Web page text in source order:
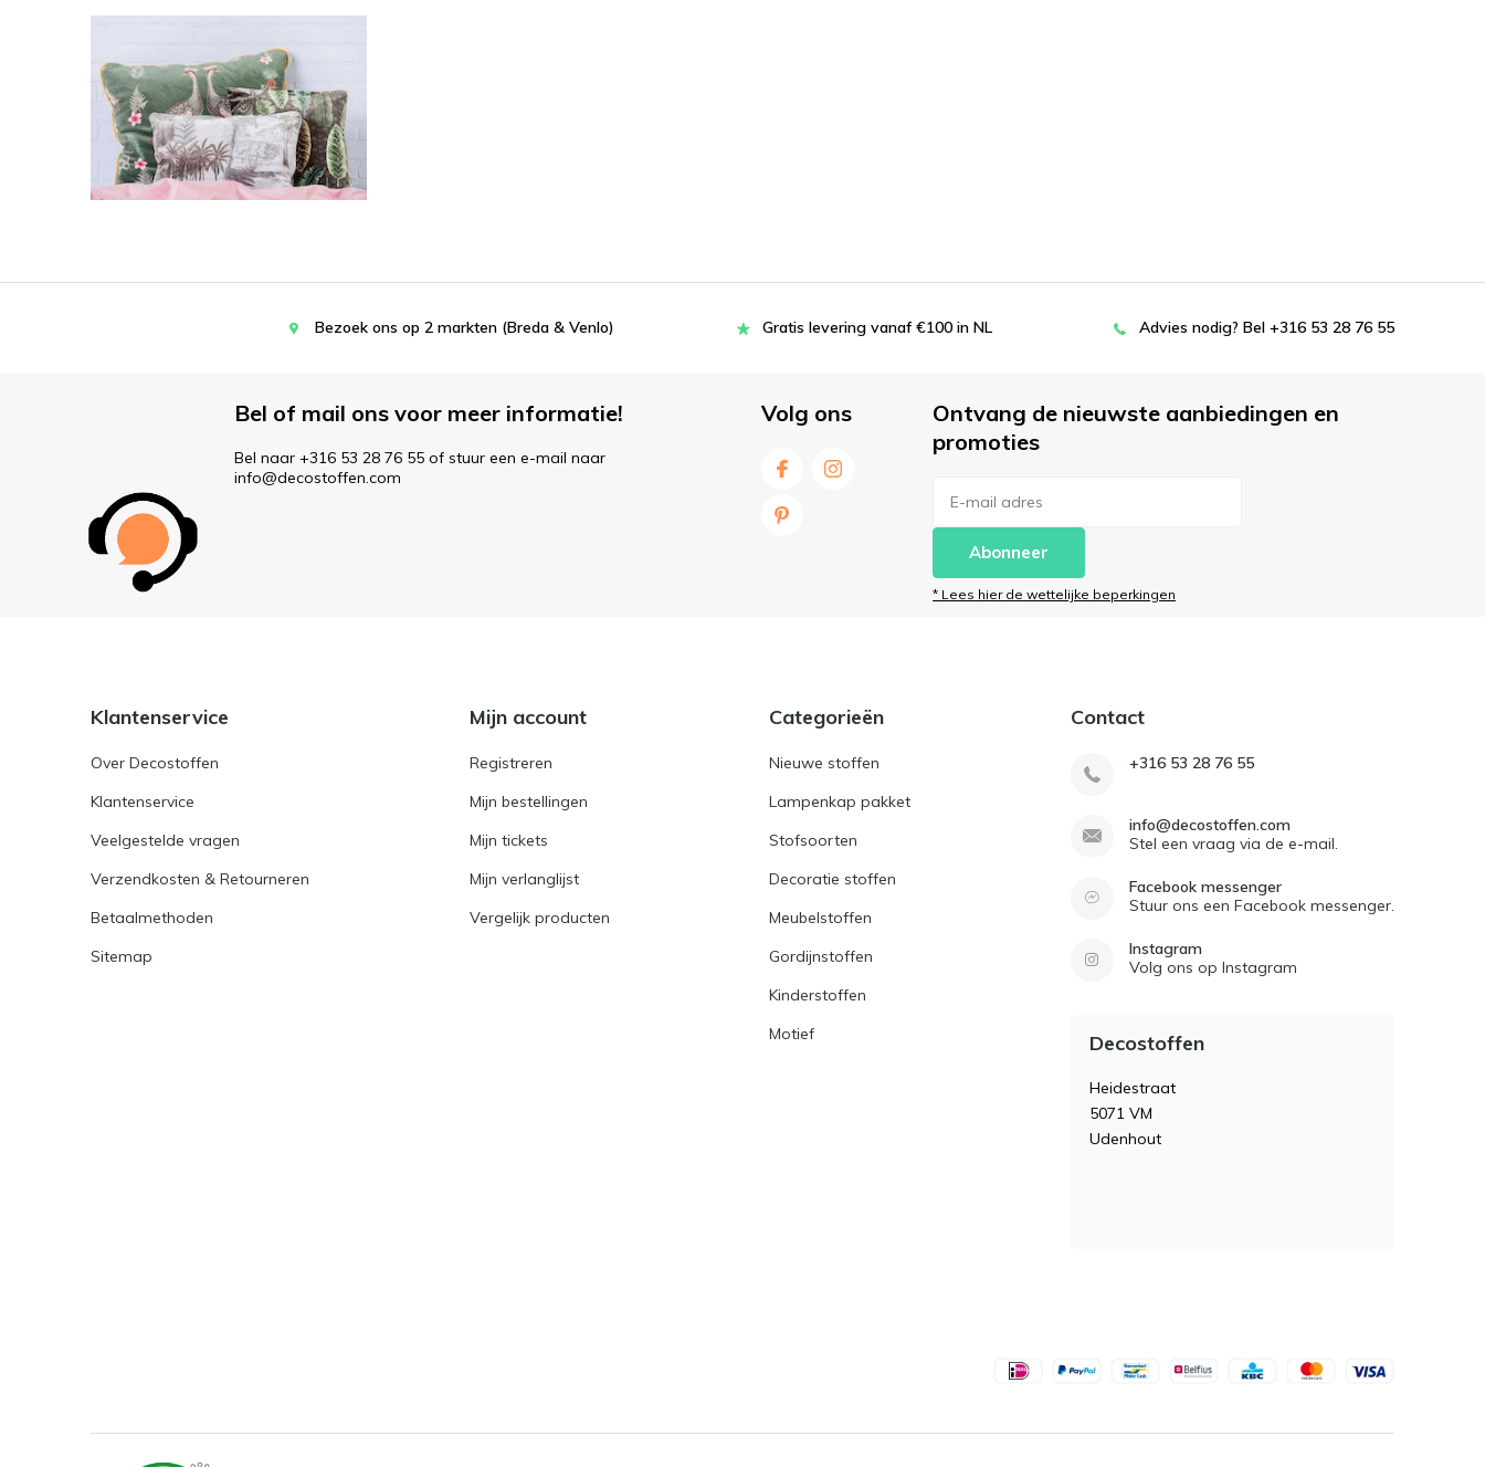
Bezoek ons op 2 markten (Breda & Venlo) Gratis levering vanaf €100 in NL Advies nodig? Bel +316 53 28 76 55
Bel of mail ons voor meer informatie!
Bel naar +316 53 28 76 55 of stuur een e-mail naar
info@decostoffen.com
Volg ons
Ontvang de nieuwste aanbiedingen en
promoties
Abonneer
* Lees hier de wettelijke beperkingen
Klantenservice
Over Decostoffen
Klantenservice
Veelgestelde vragen
Verzendkosten & Retourneren
Betaalmethoden
Sitemap
Mijn account
Registreren
Mijn bestellingen
Mijn tickets
Mijn verlanglijst
Vergelijk producten
Categorieën
Nieuwe stoffen
Lampenkap pakket
Stofsoorten
Decoratie stoffen
Meubelstoffen
Gordijnstoffen
Kinderstoffen
Motief
Contact
+316 53 28 76 55
info@decostoffen.com
Stel een vraag via de e-mail.
Facebook messenger
Stuur ons een Facebook messenger.
Instagram
Volg ons op Instagram
Decostoffen
Heidestraat
5071 VM
Udenhout